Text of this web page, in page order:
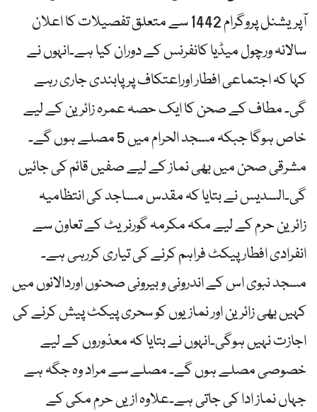
آپریشنل پروگرام 1442 سے متعلق تفصیلات کا اعلان
سالانہ ورچول میڈیا کانفرنس کے دوران کیا ہے۔انہوں نے
کہا کہ اجتماعی افطار اوراعتکاف پر پابندی جاری رہے
گی۔ مطاف کے صحن کا ایک حصہ عمرہ زائرین کے لیے
خاص ہوگا جبکہ مسجد الحرام میں 5 مصلے ہوں گے۔
مشرقی صحن میں بھی نماز کے لیے صفیں قائم کی جائیں
گی۔السدیس نے بتایا کہ مقدس مساجد کی انتظامیہ
زائرین حرم کے لیے مکہ مکرمہ گورنریٹ کے تعاون سے
انفرادی افطار پیکٹ فراہم کرنے کی تیاری کررہی ہے۔
مسجد نبوی اس کے اندرونی و بیرونی صحنوں اوردالانوں میں
کہیں بھی زائرین اور نمازیوں کو سحری پیکٹ پیش کرنے کی
اجازت نہیں ہوگی۔انہوں نے بتایا کہ معذوروں کے لیے
خصوصی مصلے ہوں گے۔ مصلے سے مراد وہ جگہ ہے
جہاں نماز ادا کی جاتی ہے۔علاوہ ازیں حرم مکی کے